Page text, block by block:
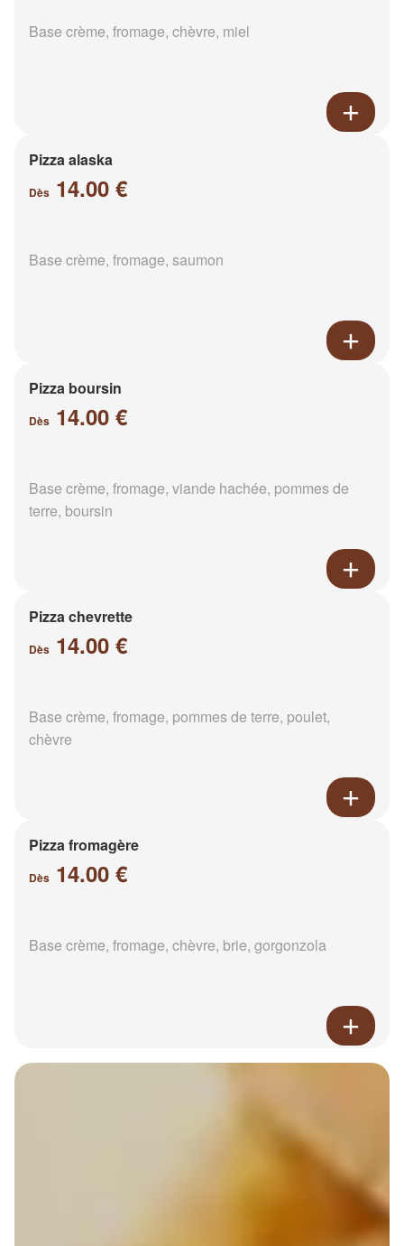
Base crème, fromage, chèvre, miel
Pizza alaska
Dès 14.00 €
Base crème, fromage, saumon
Pizza boursin
Dès 14.00 €
Base crème, fromage, viande hachée, pommes de
terre, boursin
Pizza chevrette
Dès 14.00 €
Base crème, fromage, pommes de terre, poulet,
chèvre
Pizza fromagère
Dès 14.00 €
Base crème, fromage, chèvre, brie, gorgonzola